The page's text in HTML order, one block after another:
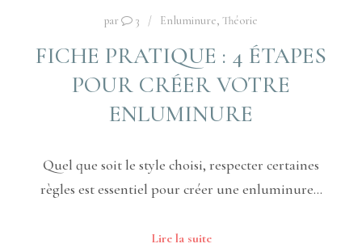
par 3 Enluminure, Théorie
FICHE PRATIQUE : 4 ÉTAPES
POUR CRÉER VOTRE
ENLUMINURE
Quel que soit le style choisi, respecter certaines
règles est essentiel pour créer une enluminure…
Lire la suite